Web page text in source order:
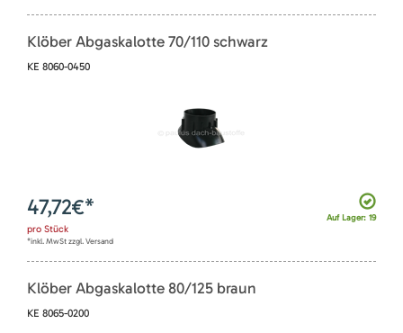
Klöber Abgaskalotte 70/110 schwarz
KE 8060-0450
Auf Lager: 19
47,72€*
pro Stück
*inkl. MwSt zzgl. Versand
Klöber Abgaskalotte 80/125 braun
KE 8065-0200